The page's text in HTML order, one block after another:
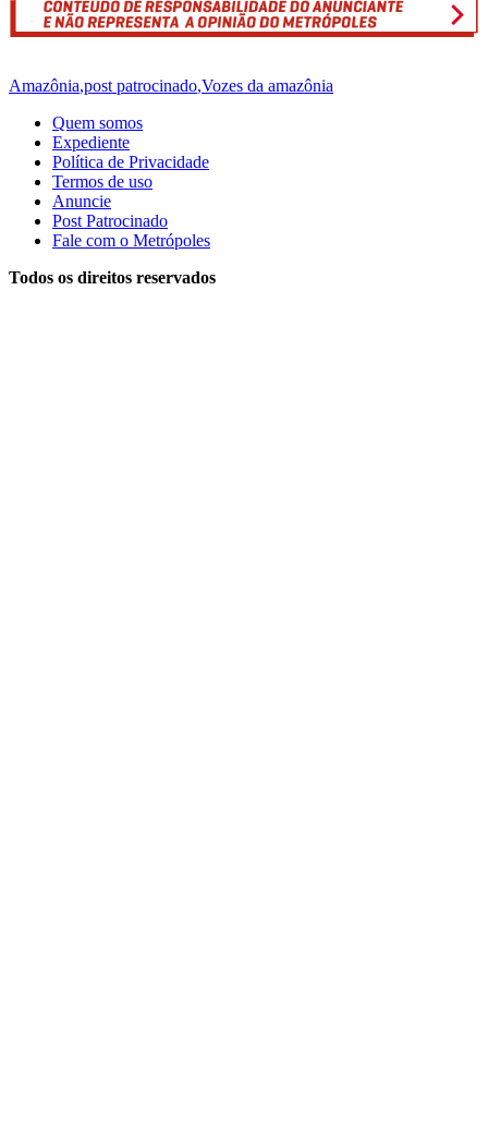
Amazônia,post patrocinado,Vozes da amazônia
Quem somos
Expediente
Política de Privacidade
Termos de uso
Anuncie
Post Patrocinado
Fale com o Metrópoles
Todos os direitos reservados